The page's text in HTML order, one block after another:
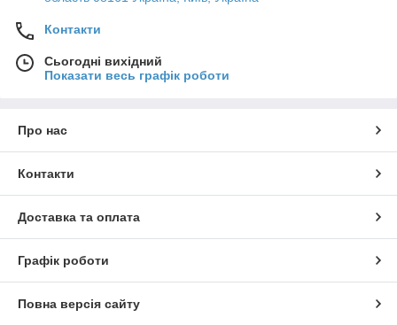
Контакти
Сьогодні вихідний
Показати весь графік роботи
Про нас
Контакти
Доставка та оплата
Графік роботи
Повна версія сайту